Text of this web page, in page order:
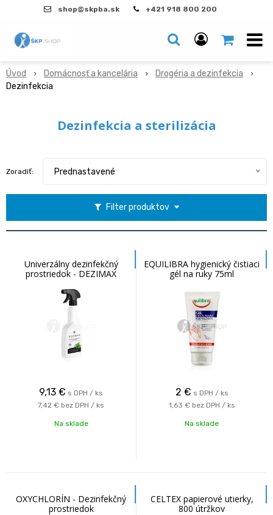
shop@skpba.sk +421 918 800 200
Úvod Domácnosť a kancelária
Drogéria a dezinfekcia
Dezinfekcia
Dezinfekcia a sterilizácia
Filter produktov
Zoradiť: Prednastavené
Univerzálny dezinfekčný
prostriedok - DEZIMAX
9,13 € s DPH / ks
7,42 € bez DPH / ks
Na sklade
EQUILIBRA hygienický čistiaci
gél na ruky 75ml
2 € s DPH / ks
1,63 € bez DPH / ks
Na sklade
OXYCHLORÍN - Dezinfekčný
prostriedok
CELTEX papierové utierky,
800 útržkov